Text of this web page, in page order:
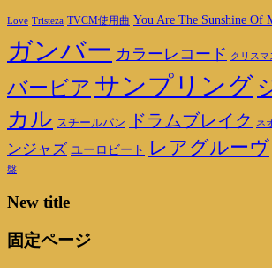
Love Tristeza TVCM使用曲 You Are The Sunshine Of
ガンバー カラーレコード クリスマ
バービア サンプリング
カル スチールパン ドラムブレイク ネ
ンジャズ ユーロビート レアグルーヴ
盤
New title
固定ページ